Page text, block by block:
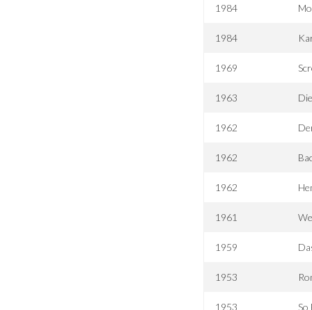
1984
1984
1969
1963
1962
1962
1962
1961
1959
1953
1953 So